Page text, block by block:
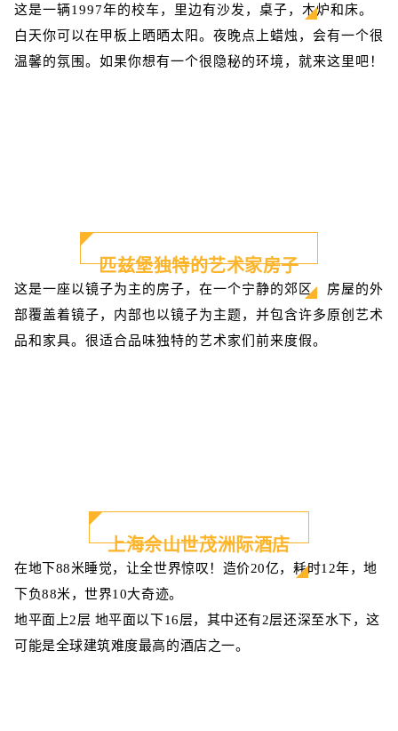
这是一辆1997年的校车，里边有沙发，桌子，木炉和床。
白天你可以在甲板上晒晒太阳。夜晚点上蜡烛，会有一个很
温馨的氛围。如果你想有一个很隐秘的环境，就来这里吧！
匹兹堡独特的艺术家房子
这是一座以镜子为主的房子，在一个宁静的郊区。房屋的外
部覆盖着镜子，内部也以镜子为主题，并包含许多原创艺术
品和家具。很适合品味独特的艺术家们前来度假。
上海佘山世茂洲际酒店
在地下88米睡觉，让全世界惊叹！造价20亿，耗时12年，地
下负88米，世界10大奇迹。
地平面上2层 地平面以下16层，其中还有2层还深至水下，这
可能是全球建筑难度最高的酒店之一。